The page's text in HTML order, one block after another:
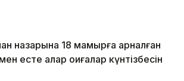
назарына 18 мамырға арналған
есте қалар оқиғалар күнтізбесін